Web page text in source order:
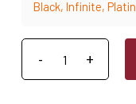
Black, Infinite,